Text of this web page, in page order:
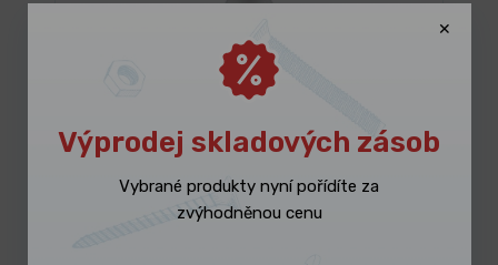
DEBBEX lepidlo na dřevo WOODFIX D2
Výprodej skladových zásob
Vybrané produkty nyní pořídíte za
zvýhodněnou cenu